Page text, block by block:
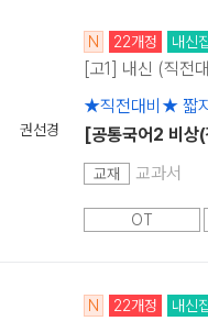
권선경
N 22개정 내신
[고1] 내신 (직전
★직전대비★ 짧
[공통국어2 비
교재 교과서
OT
N 22개정 내신